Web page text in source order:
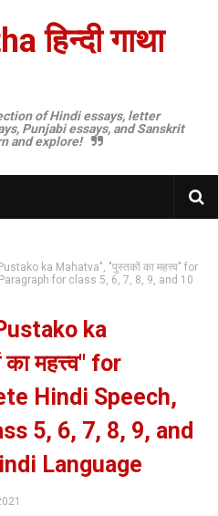
हिन्दी गाथा
of Hindi essays, letter
Punjabi essays, and Sanskrit
and explore!
ka Mahatva", "पुस्तकों का महत्त्व" for
for class 5, 6, 7, 8, 9, and 10
ka
महत्त्व" for
Hindi Speech,
5, 6, 7, 8, 9, and
Language